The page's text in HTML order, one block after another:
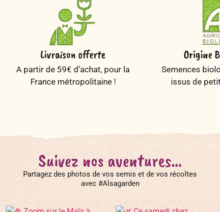
Livraison offerte
A partir de 59€ d’achat, pour la
France métropolitaine !
Origine
Semences
issus de
Suivez nos aventures...
Partagez des photos de vos semis et de vos récoltes
avec #Alsagarden